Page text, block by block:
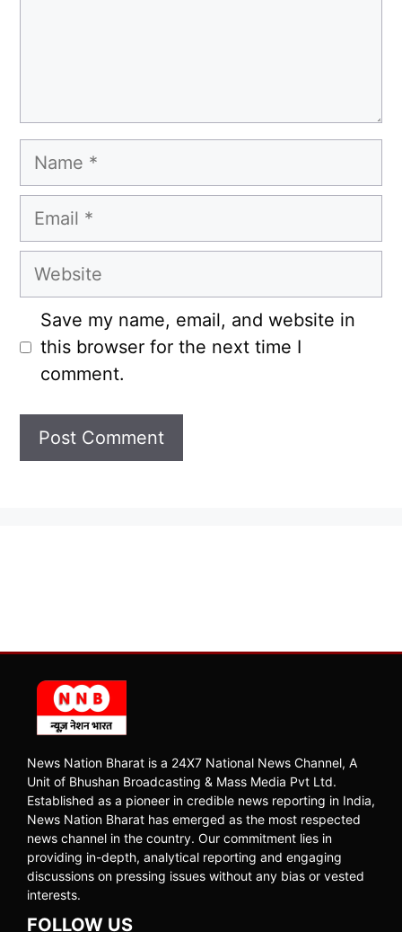
Name
Email
Website
Save my name, email, and website in
this browser for the next time I
comment.
News Nation Bharat is a 24X7 National News Channel, A
Unit of Bhushan Broadcasting & Mass Media Pvt Ltd.
Established as a pioneer in credible news reporting in India,
News Nation Bharat has emerged as the most respected
news channel in the country. Our commitment lies in
providing in-depth, analytical reporting and engaging
discussions on pressing issues without any bias or vested
interests.
FOLLOW US